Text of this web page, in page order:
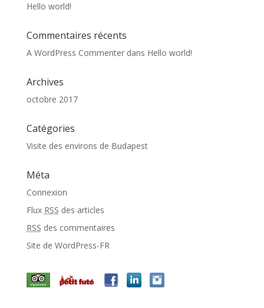
Hello world!
Commentaires récents
A WordPress Commenterdans Hello world!
Archives
octobre 2017
Catégories
Visite des environs de Budapest
Méta
Connexion
Flux RSS des articles
RSS des commentaires
Site de WordPress-FR